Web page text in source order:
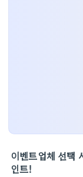
이벤트업체 선택
인트!